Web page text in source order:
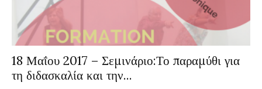
18 Μαΐου 2017 – Σεμινάριο:Το παραμύθι για
τη διδασκαλία και την...